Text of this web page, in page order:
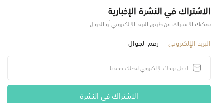
الاشتراك في النشرة الإخبارية
يمكنك الاشتراك عن طريق البريد الإلكتروني أو الجوال
البريد الإلكتروني رقم الجوال
الاشتراك في النشرة